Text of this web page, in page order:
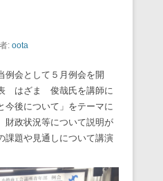
: oota
例会として５月例会を開
はざま 俊哉氏を講師に
今後について」をテーマに
財政状況等について説明が
課題や見通しについて講演